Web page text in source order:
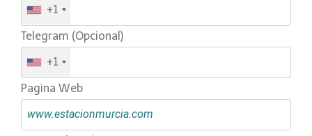
+1
Telegram (Opcional)
+1
Pagina Web